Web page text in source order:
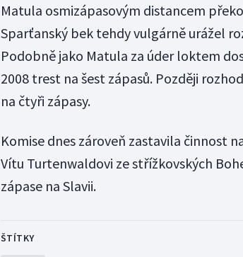
Matula osmizápasovým distancem
Sparťanský bek tehdy vulgárně urážel
Podobně jako Matula za úder loktem
2008 trest na šest zápasů. Později
na čtyři zápasy.
Komise dnes zároveň zastavila činnost
Vítu Turtenwaldovi ze střížkovských
zápase na Slavii.
ŠTÍTKY